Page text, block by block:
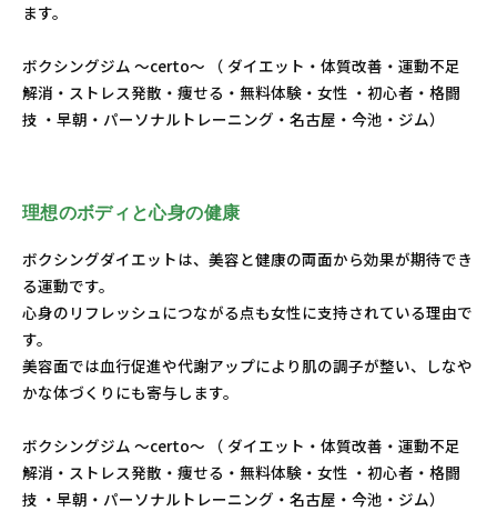
ます。
ボクシングジム ～certo～ （ ダイエット・体質改善・運動不足
解消・ストレス発散・痩せる・無料体験・女性 ・初心者・格闘
技 ・早朝・パーソナルトレーニング・名古屋・今池・ジム）
理想のボディと心身の健康
ボクシングダイエットは、美容と健康の両面から効果が期待でき
る運動です。
心身のリフレッシュにつながる点も女性に支持されている理由で
す。
美容面では血行促進や代謝アップにより肌の調子が整い、しなや
かな体づくりにも寄与します。
ボクシングジム ～certo～ （ ダイエット・体質改善・運動不足
解消・ストレス発散・痩せる・無料体験・女性 ・初心者・格闘
技 ・早朝・パーソナルトレーニング・名古屋・今池・ジム）